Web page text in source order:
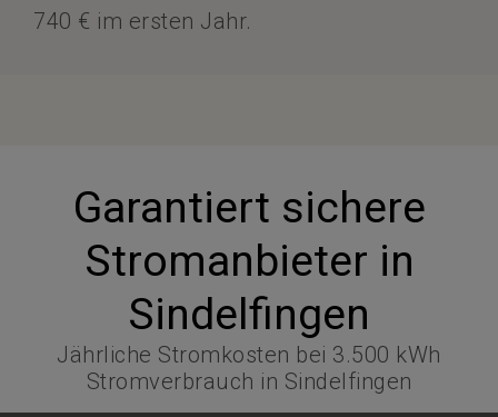
740 € im ersten Jahr.
Garantiert sichere
Stromanbieter in
Sindelfingen
Jährliche Stromkosten bei 3.500 kWh
Stromverbrauch in Sindelfingen